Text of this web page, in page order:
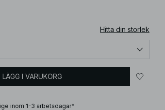
Hitta din storlek
LÄGG I VARUKORG
inom 1-3 arbetsdagar*